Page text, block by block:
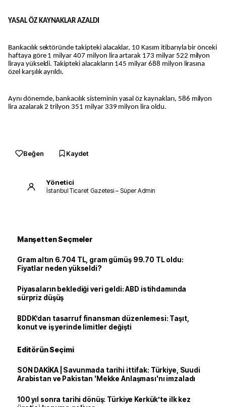
YASAL ÖZ KAYNAKLAR AZALDI
Bankacılık sektöründe takipteki alacaklar, 10 Kasım itibarıyla bir önceki
haftaya göre 1 milyar 407 milyon lira artarak 173 milyar 522 milyon
liraya yükseldi. Takipteki alacakların 145 milyar 688 milyon lirasına
özel karşılık ayrıldı.
Aynı dönemde, bankacılık sisteminin yasal öz kaynakları, 586 milyon
lira azalarak 2 trilyon 351 milyar 339 milyon lira oldu.
Beğen Kaydet
Yönetici
İstanbul Ticaret Gazetesi – Süper Admin
Manşetten Seçmeler
Gram altın 6.704 TL, gram gümüş 99.70 TL oldu:
Fiyatlar neden yükseldi?
Piyasaların beklediği veri geldi: ABD istihdamında
sürpriz düşüş
BDDK’dan tasarruf finansman düzenlemesi: Taşıt,
konut ve iş yerinde limitler değişti
Editörün Seçimi
SON DAKİKA | Savunmada tarihi ittifak: Türkiye, Suudi
Arabistan ve Pakistan 'Mekke Anlaşması'nı imzaladı
100 yıl sonra tarihi dönüş: Türkiye Kerkük’te ilk kez